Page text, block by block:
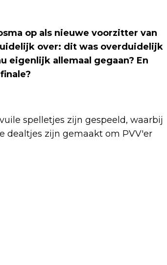
op als nieuwe voorzitter van
over: dit was overduidelijk
eigenlijk allemaal gegaan? En
spelletjes zijn gespeeld, waarbij
dealtjes zijn gemaakt om PVV'er